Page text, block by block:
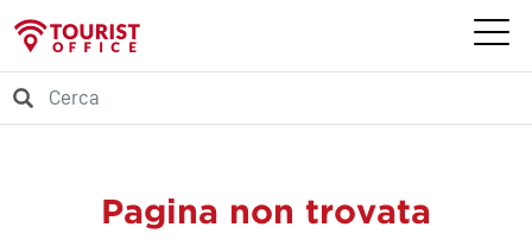
Pagina non trovata